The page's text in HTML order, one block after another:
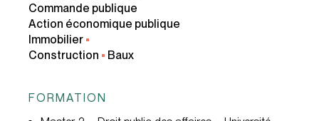
Commande publique
Action économique publique
Immobilier •
Construction • Baux
FORMATION